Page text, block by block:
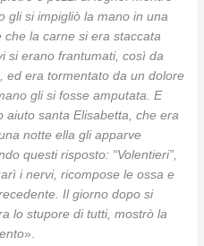
gli si impigliò la mano in una
la carne si era staccata
si erano frantumati, così da
ed era tormentato da un dolore
gli si fosse amputata. E
aiuto santa Elisabetta, che era
notte ella gli apparve
questi risposto: “Volentieri”,
i nervi, ricompose le ossa e
Il giorno dopo si
lo stupore di tutti, mostrò la
».